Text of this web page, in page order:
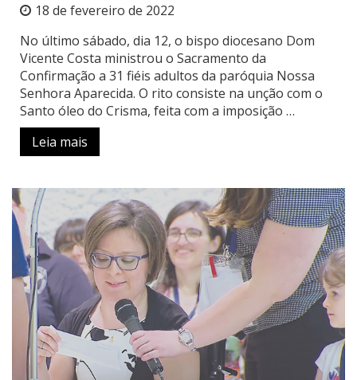
18 de fevereiro de 2022
No último sábado, dia 12, o bispo diocesano Dom
Vicente Costa ministrou o Sacramento da
Confirmação a 31 fiéis adultos da paróquia Nossa
Senhora Aparecida. O rito consiste na unção com o
Santo óleo do Crisma, feita com a imposição …
Leia mais